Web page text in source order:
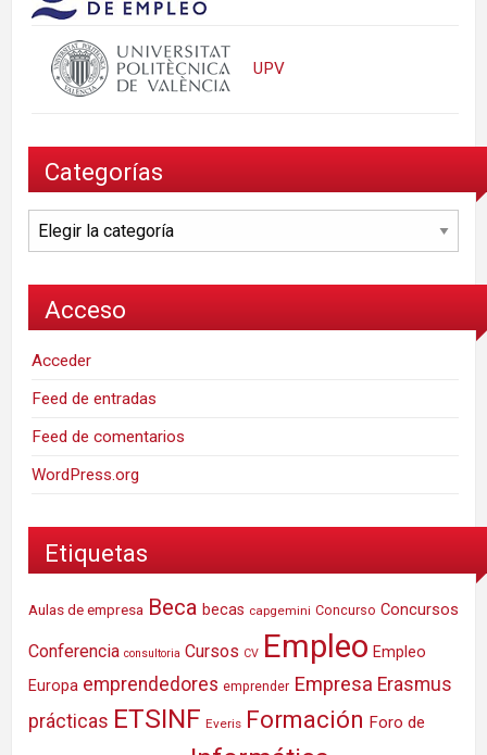
UPV
Categorías
Categorías
Acceso
Acceder
Feed de entradas
Feed de comentarios
WordPress.org
Etiquetas
Aulas de empresa Beca becas capgemini Concurso Concursos
Conferencia consultoria Cursos CV Empleo Empleo
Europa emprendedores emprender Empresa Erasmus
prácticas ETSINF Everis Formación Foro de